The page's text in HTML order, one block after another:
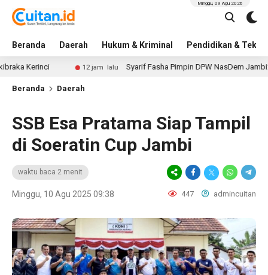
Beranda Daerah Hukum & Kriminal Pendidikan &
Minggu, 09 Agu 2026
12 jam lalu Syarif Fasha Pimpin DPW NasDem Jambi: Ini
Beranda Daerah
SSB Esa Pratama Siap Tampil
di Soeratin Cup Jambi
waktu baca 2 menit
Minggu, 10 Agu 2025 09:38 447 admincuitan